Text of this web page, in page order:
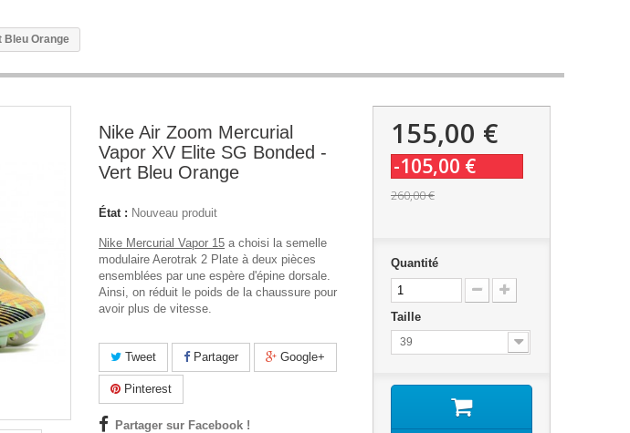
Bleu Orange
Nike Air Zoom Mercurial
Vapor XV Elite SG Bonded -
Vert Bleu Orange
État : Nouveau produit
Nike Mercurial Vapor 15 a choisi la semelle
modulaire Aerotrak 2 Plate à deux pièces
ensemblées par une espère d'épine dorsale.
Ainsi, on réduit le poids de la chaussure pour
avoir plus de vitesse.
Tweet Partager Google+
Pinterest
Partager sur Facebook !
155,00 €
-105,00 €
260,00 €
Quantité
Taille
39